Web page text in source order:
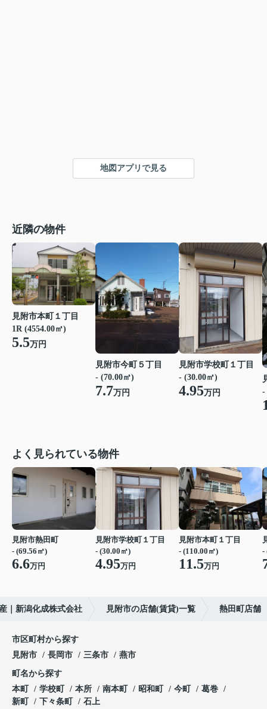
地図アプリで見る
近隣の物件
見附市本町１丁目
1R (4554.00㎡)
5.5万円
見附市今町５丁目
- (70.00㎡)
7.7万円
見附市学校町１丁目
- (30.00㎡)
4.95万円
-
よく見られている物件
見附市熱田町
- (69.56㎡)
6.6万円
見附市学校町１丁目
- (30.00㎡)
4.95万円
見附市本町１丁目
- (110.00㎡)
11.5万円
-
｜新潟化成株式会社 見附市の店舗(賃貸)一覧 熱田町店舗
市区町村から探す
見附市
長岡市 三条市 燕市
町名から探す
本町
学校町 本所 南本町 昭和町 今町
葛巻
新町
下々条町 石上